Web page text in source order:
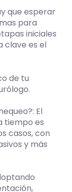
que esperar
para
iniciales
clave es el
de tu
El
tiempo es
casos, con
y más